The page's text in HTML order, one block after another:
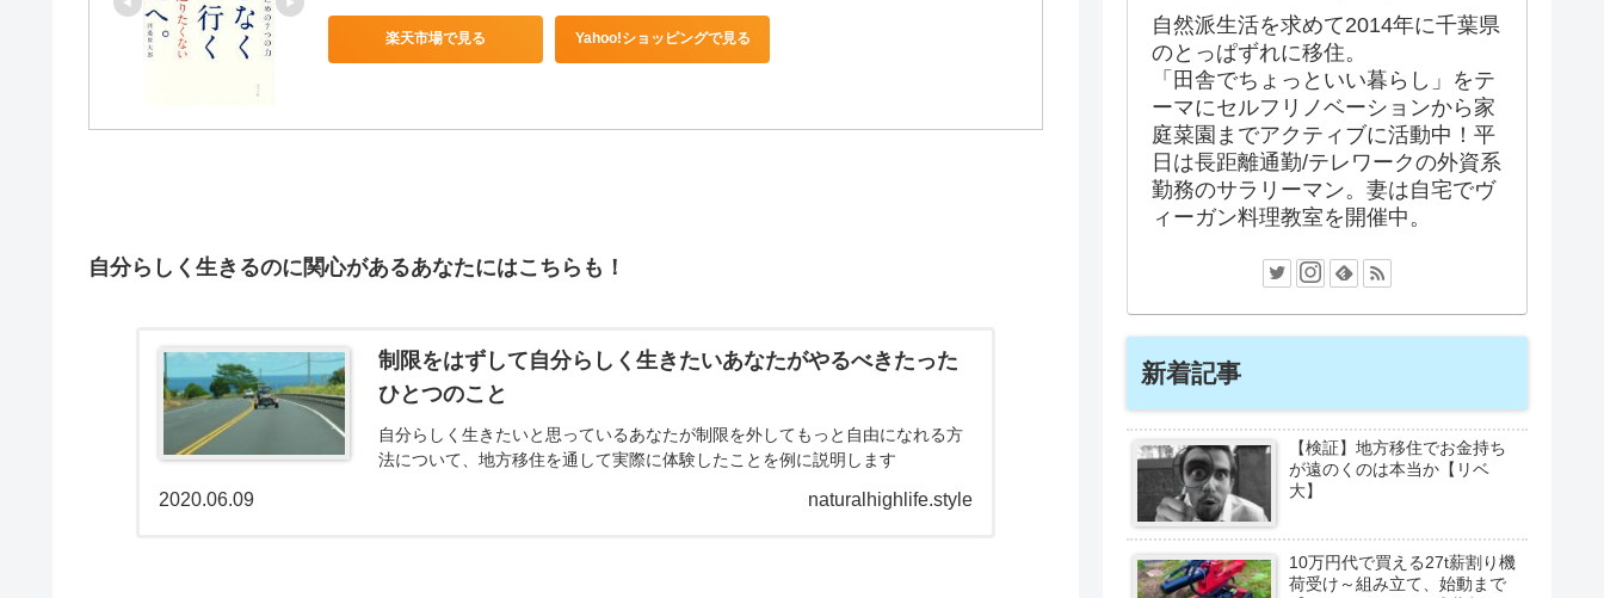
楽天市場で見る Yahoo!ショッピングで見る
自分らしく生きるのに関心があるあなたにはこちらも！
制限をはずして自分らしく生きたいあなたがやるべきたった
ひとつのこと
自分らしく生きたいと思っているあなたが制限を外してもっと自由になれる方
法について、地方移住を通して実際に体験したことを例に説明します
naturalhighlife.style
2020.06.09
自然派生活を求めて2014年に千葉県
のとっぱずれに移住。
「田舎でちょっといい暮らし」をテ
ーマにセルフリノベーションから家
庭菜園までアクティブに活動中！平
日は長距離通勤/テレワークの外資系
勤務のサラリーマン。妻は自宅でヴ
ィーガン料理教室を開催中。
新着記事
【検証】地方移住でお金持ち
が遠のくのは本当か【リベ
大】
10万円代で買える27t薪割り機
荷受け～組み立て、始動まで